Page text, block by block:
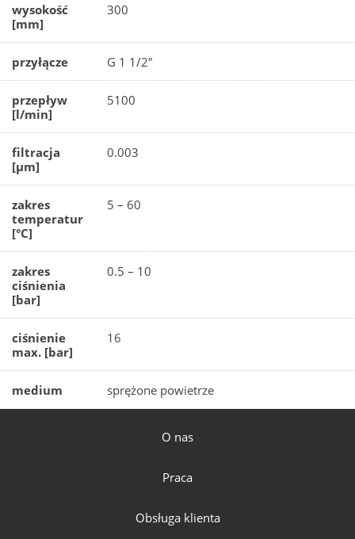
wysokość
[mm]
300
przyłącze G 1 1/2″
przepływ
[l/min]
5100
filtracja
[µm]
0.003
zakres
temperatur
[°C]
5 – 60
zakres
ciśnienia
[bar]
0.5 – 10
ciśnienie
max. [bar]
16
medium sprężone powietrze
O nas
Praca
Obsługa klienta